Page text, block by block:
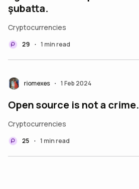
şubatta.
Cryptocurrencies
29 • 1 min read
riomexes • 1 Feb 2024
Open source is not a crime.
Cryptocurrencies
25 • 1 min read